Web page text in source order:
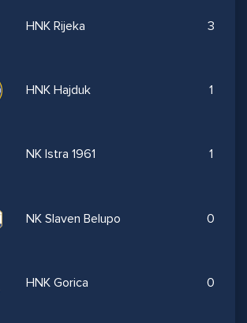
HNK Rijeka 3
HNK Hajduk 1
NK Istra 1961 1
NK Slaven Belupo 0
HNK Gorica 0